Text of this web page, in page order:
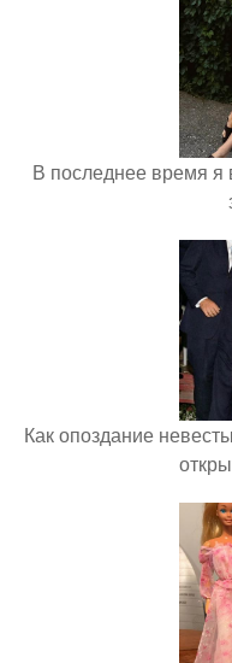
В последнее время я
Как опоздание